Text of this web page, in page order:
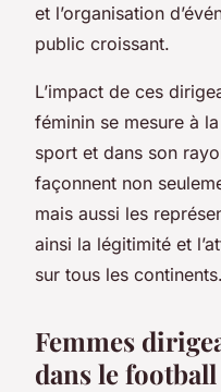
et l’organisation
public croissant.
L’impact de ces
féminin se mesure à
sport et dans son
façonnent non
mais aussi les
ainsi la légitimité et
sur tous les continents.
Femmes
dans le